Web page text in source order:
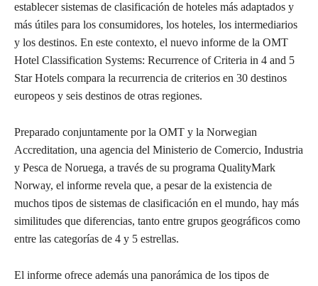
establecer sistemas de clasificación de hoteles más adaptados y
más útiles para los consumidores, los hoteles, los intermediarios
y los destinos. En este contexto, el nuevo informe de la OMT
Hotel Classification Systems: Recurrence of Criteria in 4 and 5
Star Hotels compara la recurrencia de criterios en 30 destinos
europeos y seis destinos de otras regiones.
Preparado conjuntamente por la OMT y la Norwegian
Accreditation, una agencia del Ministerio de Comercio, Industria
y Pesca de Noruega, a través de su programa QualityMark
Norway, el informe revela que, a pesar de la existencia de
muchos tipos de sistemas de clasificación en el mundo, hay más
similitudes que diferencias, tanto entre grupos geográficos como
entre las categorías de 4 y 5 estrellas.
El informe ofrece además una panorámica de los tipos de